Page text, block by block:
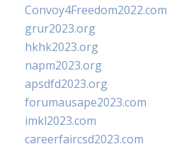
Convoy4Freedom2022.com
grur2023.org
hkhk2023.org
napm2023.org
apsdfd2023.org
forumausape2023.com
imkl2023.com
careerfaircsd2023.com